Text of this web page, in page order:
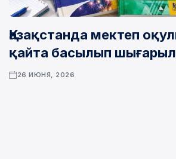
Қазақстанда мектеп
қайта басылып
26 ИЮНЯ, 2026